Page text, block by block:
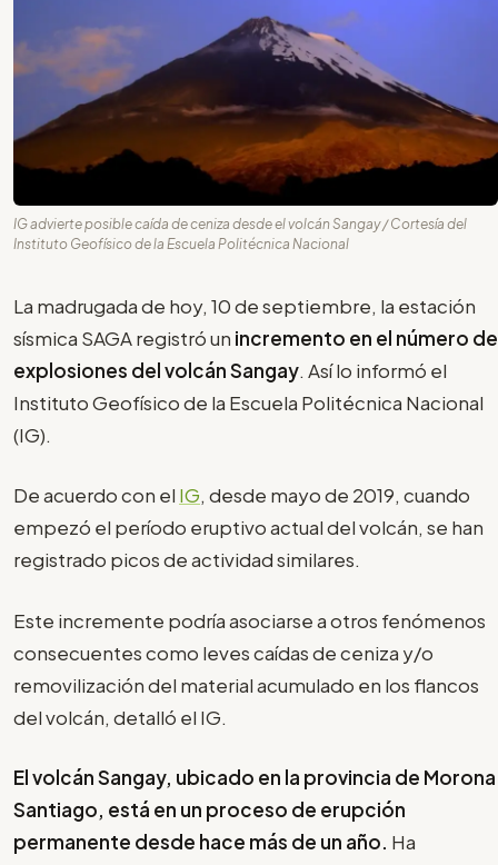
IG advierte posible caída de ceniza desde el volcán Sangay / Cortesía del
Instituto Geofísico de la Escuela Politécnica Nacional
La madrugada de hoy, 10 de septiembre, la estación
sísmica SAGA registró un incremento en el número de
explosiones del volcán Sangay. Así lo informó el
Instituto Geofísico de la Escuela Politécnica Nacional
(IG).
De acuerdo con el IG, desde mayo de 2019, cuando
empezó el período eruptivo actual del volcán, se han
registrado picos de actividad similares.
Este incremente podría asociarse a otros fenómenos
consecuentes como leves caídas de ceniza y/o
removilización del material acumulado en los flancos
del volcán, detalló el IG.
El volcán Sangay, ubicado en la provincia de Morona
Santiago, está en un proceso de erupción
permanente desde hace más de un año. Ha